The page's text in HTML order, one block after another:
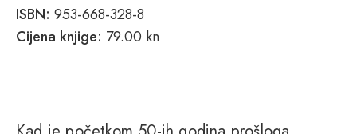
ISBN: 953-668-328-8
Cijena knjige: 79.00 kn